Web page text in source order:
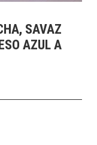
SAVAZ
AZUL A